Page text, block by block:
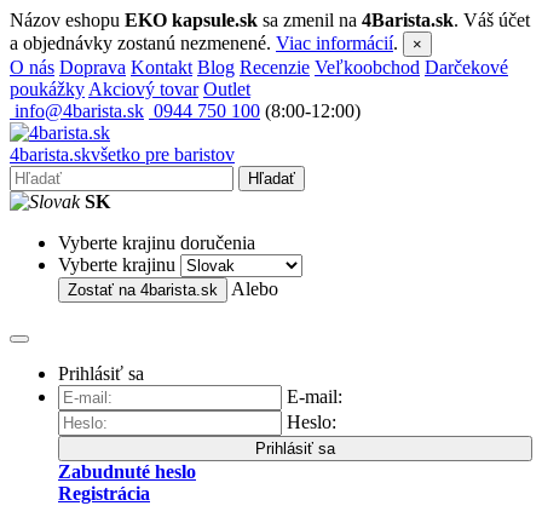
Názov eshopu EKO kapsule.sk sa zmenil na 4Barista.sk. Váš účet
a objednávky zostanú nezmenené. Viac informácií. ×
O nás Doprava Kontakt Blog Recenzie Veľkoobchod Darčekové
poukážky Akciový tovar Outlet
info@4barista.sk 0944 750 100 (8:00-12:00)
4barista.skvšetko pre baristov
Hľadať
SK
Vyberte krajinu doručenia
Vyberte krajinu
Zostať na 4barista.sk Alebo
Prihlásiť sa
E-mail:
Heslo:
Prihlásiť sa
Zabudnuté heslo
Registrácia